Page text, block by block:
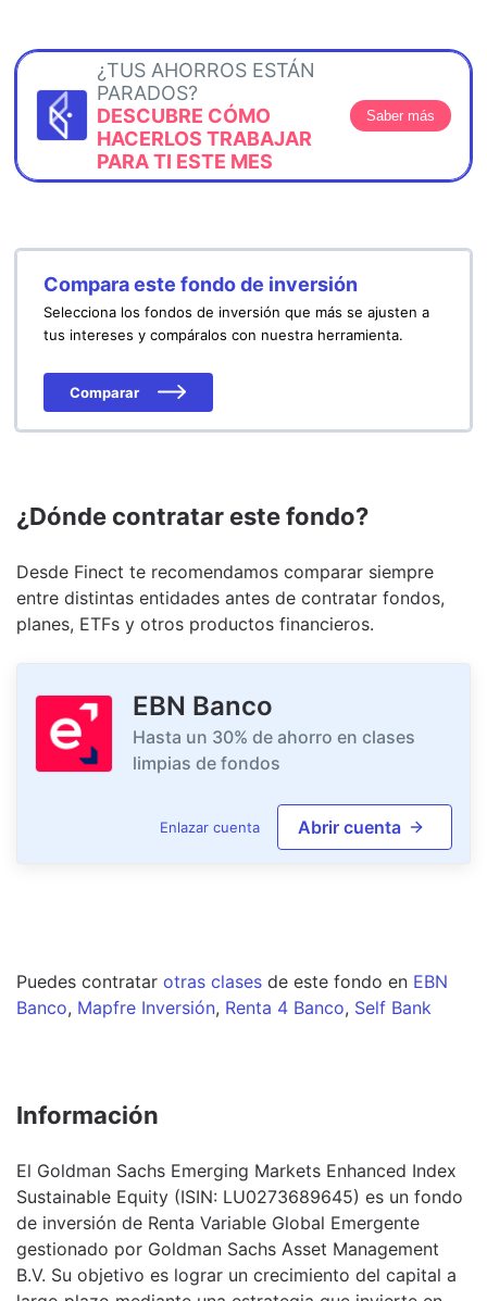
¿TUS AHORROS ESTÁN
PARADOS?
DESCUBRE CÓMO
HACERLOS TRABAJAR
PARA TI ESTE MES
Saber más
Compara este fondo de inversión
Selecciona los fondos de inversión que más se ajusten a
tus intereses y compáralos con nuestra herramienta.
Comparar
¿Dónde contratar este fondo?
Desde Finect te recomendamos comparar siempre
entre distintas entidades antes de contratar fondos,
planes, ETFs y otros productos financieros.
EBN Banco
Hasta un 30% de ahorro en clases
limpias de fondos
Enlazar cuenta Abrir cuenta
Puedes contratar otras clases de este fondo en EBN
Banco, Mapfre Inversión, Renta 4 Banco, Self Bank
Información
El Goldman Sachs Emerging Markets Enhanced Index
Sustainable Equity (ISIN: LU0273689645) es un fondo
de inversión de Renta Variable Global Emergente
gestionado por Goldman Sachs Asset Management
B.V. Su objetivo es lograr un crecimiento del capital a